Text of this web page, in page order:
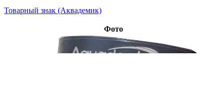
Товарный знак (Аквадемик)
Фото